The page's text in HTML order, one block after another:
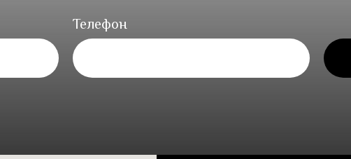
Телефон